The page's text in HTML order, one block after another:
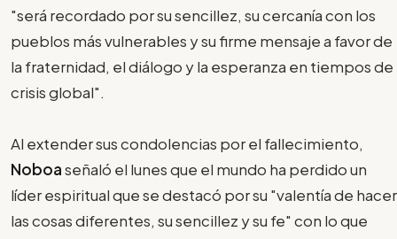
"será recordado por su sencillez, su cercanía con los
pueblos más vulnerables y su firme mensaje a favor de
la fraternidad, el diálogo y la esperanza en tiempos de
crisis global".
Al extender sus condolencias por el fallecimiento,
Noboaseñaló el lunes que el mundo ha perdido un
líder espiritual que se destacó por su "valentía de hacer
las cosas diferentes, su sencillez y su fe" con lo que